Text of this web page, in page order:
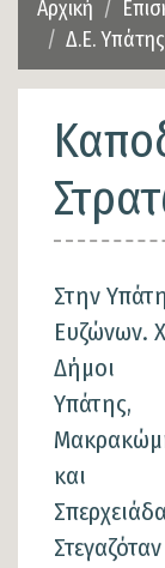
Αρχική
Δ.Ε. Υπάτης
Στην
Ευζώνων.
Δήμοι
Υπάτης,
και
Στεγαζόταν